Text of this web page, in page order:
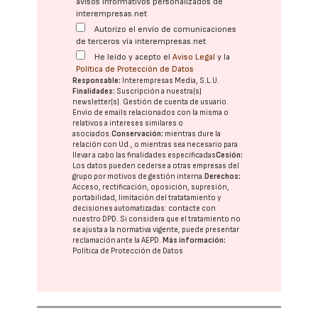
interempresas.net
Autorizo el envío de comunicaciones
de terceros vía interempresas.net
He leído y acepto elAviso Legal y la
Política de Protección de Datos
Responsable: Interempresas Media, S.L.U.
Finalidades: Suscripción a nuestra(s)
newsletter(s). Gestión de cuenta de usuario.
Envío de emails relacionados con la misma o
relativos a intereses similares o
asociados.Conservación: mientras dure la
relación con Ud., o mientras sea necesario para
llevar a cabo las finalidades especificadasCesión:
Los datos pueden cederse a otras empresas del
grupo por motivos de gestión interna.Derechos:
Acceso, rectificación, oposición, supresión,
portabilidad, limitación del tratatamiento y
decisiones automatizadas: contacte con
nuestro DPD. Si considera que el tratamiento no
se ajusta a la normativa vigente, puede presentar
reclamación ante laAEPD.Más información:
Política de Protección de Datos